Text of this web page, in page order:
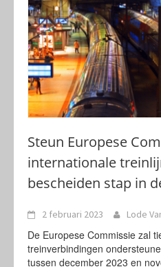
Steun Europese
internationale
bescheiden stap in
2 februari 2023 Lode
De Europese Commissie zal
treinverbindingen
tussen december 2023 en